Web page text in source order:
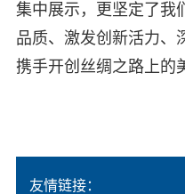
集中展示，更坚定了我
品质、激发创新活力、
携手开创丝绸之路上的
友情链接：